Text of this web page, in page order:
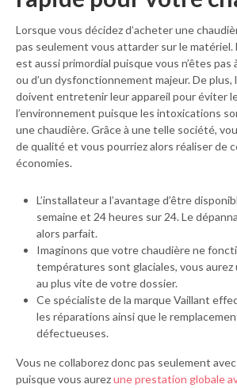
Lorsque vous décidez d’acheter une
pas seulement vous attarder sur le matériel.
est aussi primordial puisque vous n’êtes pas
ou d’un dysfonctionnement majeur. De plus,
doivent entretenir leur appareil pour éviter
l’environnement puisque les intoxications
une chaudière. Grâce à une telle société,
de qualité et vous pourriez alors réaliser de
économies.
L’installateur a l’avantage d’être
semaine et 24 heures sur 24. Le
alors parfait.
Imaginons que votre chaudière ne
températures sont glaciales, vous aurez
au plus vite de votre dossier.
Ce spécialiste de la marque Vaillant
les réparations ainsi que le
défectueuses.
Vous ne collaborez donc pas seulement
puisque vous aurezune prestation globale